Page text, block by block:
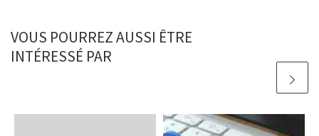
VOUS POURREZ AUSSI ÊTRE
INTÉRESSÉ PAR